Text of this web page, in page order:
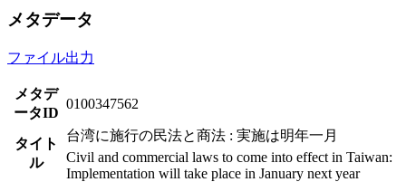
メタデータ
ファイル出力
メタデ
ータID
0100347562
タイト
ル
台湾に施行の民法と商法 : 実施は明年一月
Civil and commercial laws to come into effect in Taiwan:
Implementation will take place in January next year